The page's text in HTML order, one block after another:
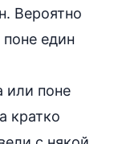
Вероятно
един
или поне
кратко